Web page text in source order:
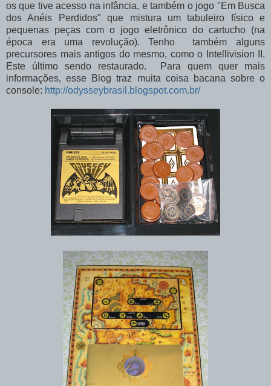
os que tive acesso na infância, e também o jogo "Em Busca
dos Anéis Perdidos" que mistura um tabuleiro físico e
pequenas peças com o jogo eletrônico do cartucho (na
época era uma revolução). Tenho também alguns
precursores mais antigos do mesmo, como o Intellivision II.
Este último sendo restaurado. Para quem quer mais
informações, esse Blog traz muita coisa bacana sobre o
console: http://odysseybrasil.blogspot.com.br/